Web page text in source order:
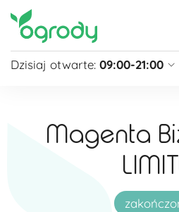
Dzisiaj otwarte: 09:00-21:00
Niedziela
Niedziela handlowa
Magenta